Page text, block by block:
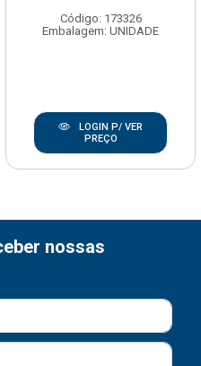
Código: 173326
Embalagem: UNIDADE
LOGIN P/ VER
PREÇO
nossas